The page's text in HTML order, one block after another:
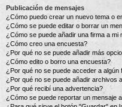
Publicación de mensajes
¿Cómo puedo crear un nuevo tema o
¿Cómo se puede editar o borrar un
¿Cómo se puede añadir una firma a mi
¿Cómo creo una encuesta?
¿Por qué no se puede añadir más
¿Cómo edito o borro una encuesta?
¿Por qué no se puede acceder a algún
¿Por qué no se puede añadir archivos
¿Por qué recibí una advertencia?
¿Cómo se puede reportar un mensaje